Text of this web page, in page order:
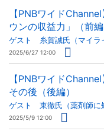
【PNBワイド
ウンの収益力」（前編
ゲスト 糸賀誠氏（マイラ
2025/6/27 12:00
【PNBワイド
その後（後編）
ゲスト 東徹氏（薬剤師に
2025/5/9 12:00